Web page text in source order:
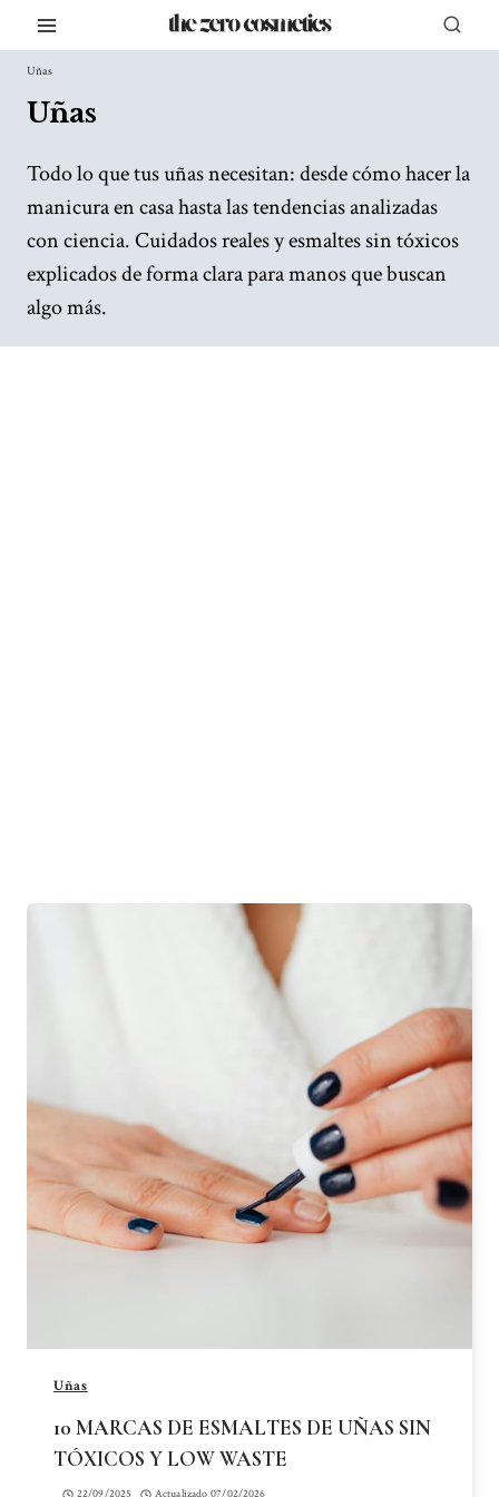
Saltar
al
contenido
Uñas
Uñas
Todo lo que tus uñas necesitan: desde cómo hacer la
manicura en casa hasta las tendencias analizadas
con ciencia. Cuidados reales y esmaltes sin tóxicos
explicados de forma clara para manos que buscan
algo más.
Uñas
10 MARCAS DE ESMALTES DE UÑAS SIN
TÓXICOS Y LOW WASTE